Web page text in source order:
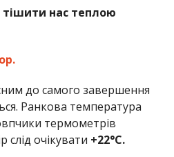
нас теплою
до самого завершення
Ранкова температура
термометрів
слід очікувати +22°C.